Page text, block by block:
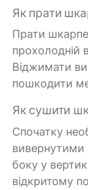
Як прати
Прати
прохолодній
Віджимати
пошкодити
Як сушити
Спочатку
вивернутими
боку у
відкритому